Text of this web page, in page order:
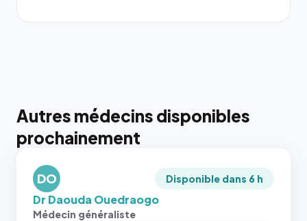
Autres médecins disponibles
prochainement
DO Disponible dans 6 h
Dr Daouda Ouedraogo
Médecin généraliste
{# 40×40
: la taille
rendue par
`.profile-
picture`,
et un
rapport 1:1